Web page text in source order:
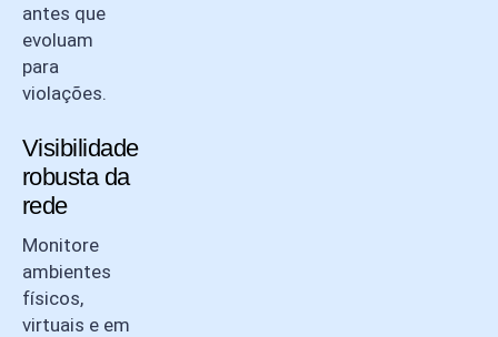
antes que
evoluam
para
violações.
Visibilidade
robusta da
rede
Monitore
ambientes
físicos,
virtuais e em